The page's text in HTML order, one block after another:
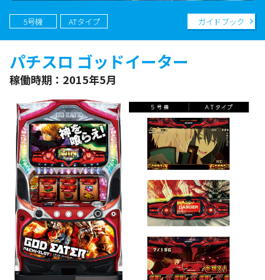
5号機 ATタイプ ガイドブック
パチスロ ゴッドイーター
稼働時期：2015年5月